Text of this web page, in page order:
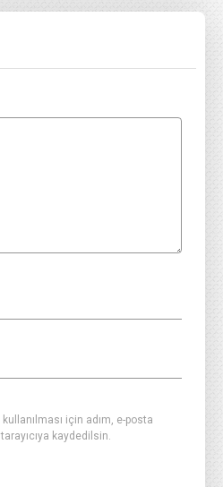
için adım, e-posta
kaydedilsin.